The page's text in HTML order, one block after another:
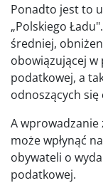
Ponadto jest to
„Polskiego
średniej,
obowiązującej w
podatkowej, a
odnoszących
A
może wpłynąć
obywateli o
podatkowej.